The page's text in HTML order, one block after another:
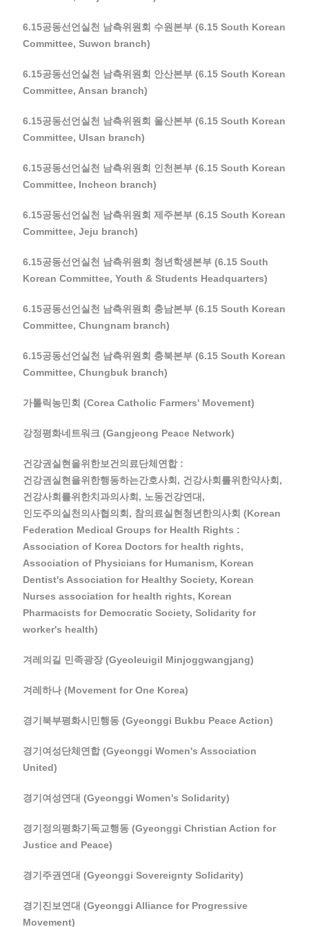
6.15공동선언실천 남측위원회 수원본부 (6.15 South Korean
Committee, Suwon branch)
6.15공동선언실천 남측위원회 안산본부 (6.15 South Korean
Committee, Ansan branch)
6.15공동선언실천 남측위원회 울산본부 (6.15 South Korean
Committee, Ulsan branch)
6.15공동선언실천 남측위원회 인천본부 (6.15 South Korean
Committee, Incheon branch)
6.15공동선언실천 남측위원회 제주본부 (6.15 South Korean
Committee, Jeju branch)
6.15공동선언실천 남측위원회 청년학생본부 (6.15 South
Korean Committee, Youth & Students Headquarters)
6.15공동선언실천 남측위원회 충남본부 (6.15 South Korean
Committee, Chungnam branch)
6.15공동선언실천 남측위원회 충북본부 (6.15 South Korean
Committee, Chungbuk branch)
가톨릭농민회 (Corea Catholic Farmers' Movement)
강정평화네트워크 (Gangjeong Peace Network)
건강권실현을위한보건의료단체연합 :
건강권실현을위한행동하는간호사회, 건강사회를위한약사회,
건강사회를위한치과의사회, 노동건강연대,
인도주의실천의사협의회, 참의료실현청년한의사회 (Korean
Federation Medical Groups for Health Rights :
Association of Korea Doctors for health rights,
Association of Physicians for Humanism, Korean
Dentist's Association for Healthy Society, Korean
Nurses association for health rights, Korean
Pharmacists for Democratic Society, Solidarity for
worker's health)
겨레의길 민족광장 (Gyeoleuigil Minjoggwangjang)
겨레하나 (Movement for One Korea)
경기북부평화시민행동 (Gyeonggi Bukbu Peace Action)
경기여성단체연합 (Gyeonggi Women's Association
United)
경기여성연대 (Gyeonggi Women's Solidarity)
경기정의평화기독교행동 (Gyeonggi Christian Action for
Justice and Peace)
경기주권연대 (Gyeonggi Sovereignty Solidarity)
경기진보연대 (Gyeonggi Alliance for Progressive
Movement)